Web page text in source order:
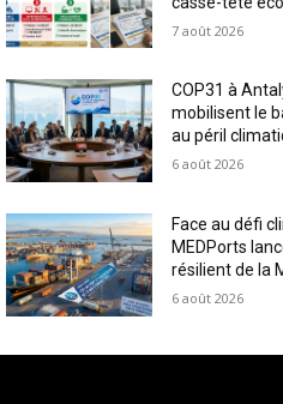
7 août 2026
COP31 à
mobilisent le
au péril
6 août 2026
Face au défi
MEDPorts
résilient de la
6 août 2026